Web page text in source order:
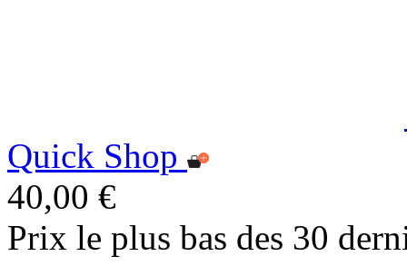
Quick Shop
40,00 €
Prix le plus bas des 30